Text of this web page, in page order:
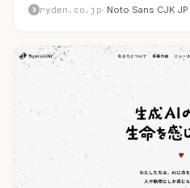
ryden.co.jp· Noto Sans CJK JP